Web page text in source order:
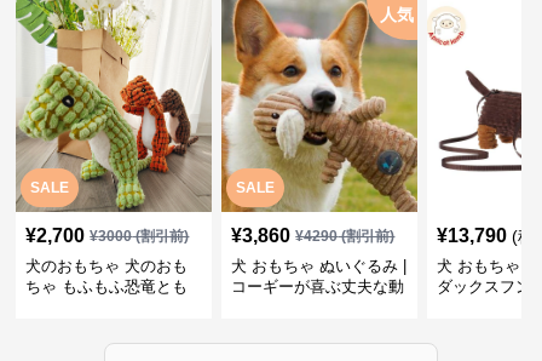
SALE
¥2,700 ¥3000(割引前)
犬のおもちゃ 犬のおも
ちゃ もふもふ恐竜とも
SALE
人気
¥3,860 ¥4290(割引前)
犬 おもちゃ ぬいぐるみ |
コーギーが喜ぶ丈夫な動
¥13,790 (税
犬 おもちゃ
ダックスフン